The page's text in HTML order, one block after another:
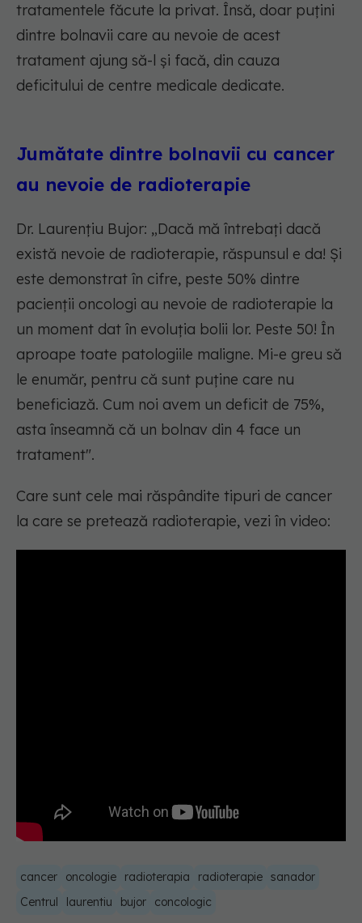
tratamentele făcute la privat. Însă, doar puțini
dintre bolnavii care au nevoie de acest
tratament ajung să-l și facă, din cauza
deficitului de centre medicale dedicate.
Jumătate dintre bolnavii cu cancer
au nevoie de radioterapie
Dr. Laurențiu Bujor: „Dacă mă întrebați dacă
există nevoie de radioterapie, răspunsul e da! Și
este demonstrat în cifre, peste 50% dintre
pacienții oncologi au nevoie de radioterapie la
un moment dat în evoluția bolii lor. Peste 50! În
aproape toate patologiile maligne. Mi-e greu să
le enumăr, pentru că sunt puține care nu
beneficiază. Cum noi avem un deficit de 75%,
asta înseamnă că un bolnav din 4 face un
tratament".
Care sunt cele mai răspândite tipuri de cancer
la care se pretează radioterapie, vezi în video:
cancer oncologie radioterapia radioterapie sanador
Centrul
laurentiu bujor concologic